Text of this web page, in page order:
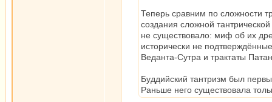
Теперь сравним по сложности
создания сложной
не существовало: миф об их
исторически не
Веданта-Сутра и трактаты
Буддийский тантризм был
Раньше него существовала